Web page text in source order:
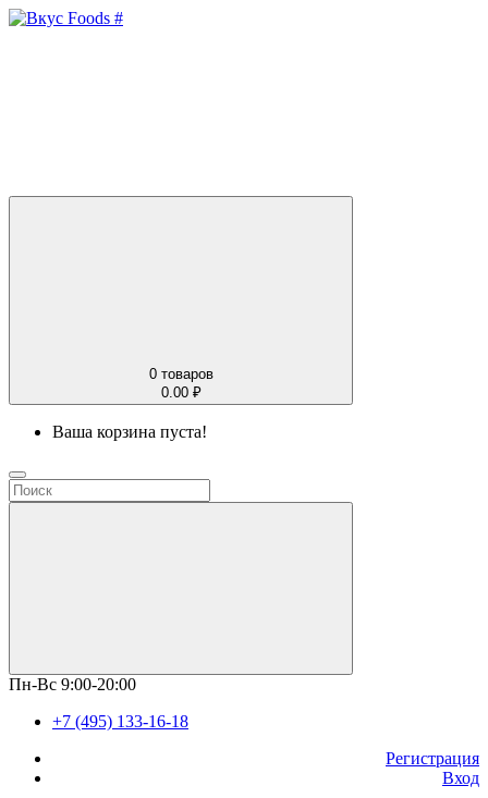
0 товаров
0.00 ₽
Ваша корзина пуста!
Пн-Вс 9:00-20:00
+7 (495) 133-16-18
Регистрация
Вход